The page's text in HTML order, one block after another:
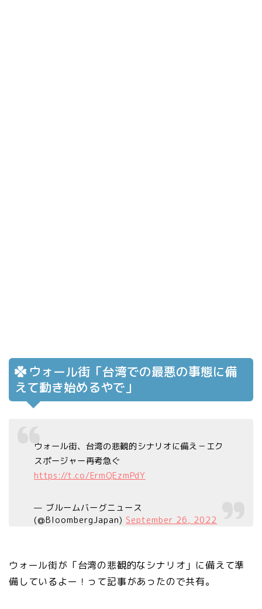
ウォール街「台湾での最悪の事態に備
えて動き始めるやで」
ウォール街、台湾の悲観的シナリオに備え－エク
スポージャー再考急ぐ
https://t.co/ErmQEzmPdY
— ブルームバーグニュース
(@BloombergJapan) September 26, 2022
ウォール街が「台湾の悲観的なシナリオ」に備えて準
備しているよー！って記事があったので共有。